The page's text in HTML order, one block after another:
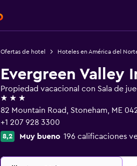
Ofertas de hotel Hoteles en América del
Evergreen Valley
Propiedad vacacional con Sala de
3 estrellas
82 Mountain Road, Stoneham, ME
+1 207 928 3300
8,2 Muy bueno 196 calificaciones